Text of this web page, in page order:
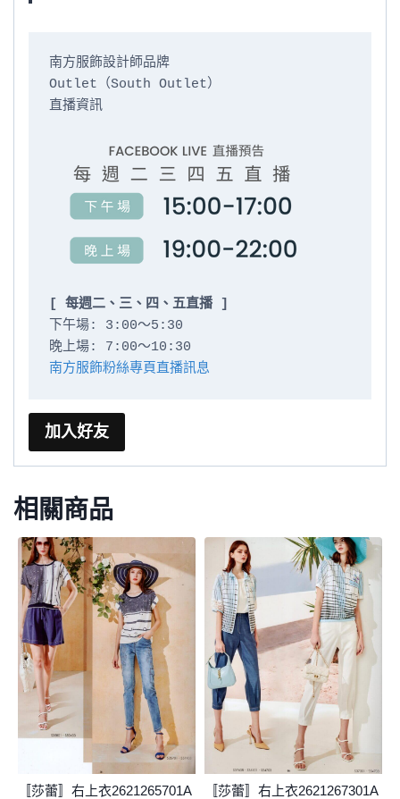
南方服飾設計師品牌
Outlet（South Outlet）
直播資訊
[ 每週二、三、四、五直播 ]
下午場: 3:00～5:30
南方服飾粉絲專頁直播訊息
加入好友
相關商品
〚莎蕾〛右上衣2621265701A 〚莎蕾〛右上衣2621267301A